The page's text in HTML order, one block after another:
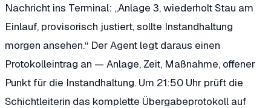
Nachricht ins Terminal: „Anlage 3, wiederholt Stau am
Einlauf, provisorisch justiert, sollte Instandhaltung
morgen ansehen.“ Der Agent legt daraus einen
Protokolleintrag an — Anlage, Zeit, Maßnahme, offener
Punkt für die Instandhaltung. Um 21:50 Uhr prüft die
Schichtleiterin das komplette Übergabeprotokoll auf